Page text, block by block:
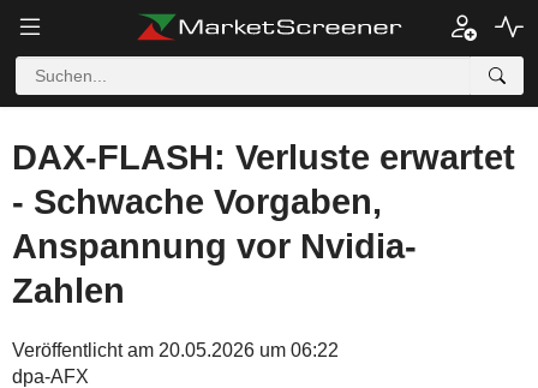
DAX-FLASH: Verluste erwartet
- Schwache Vorgaben,
Anspannung vor Nvidia-
Zahlen
Veröffentlicht am 20.05.2026 um 06:22
dpa-AFX